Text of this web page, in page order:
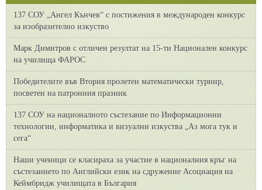
137 СОУ „Ангел Кънчев“ с постижения в международен конкурс
за изобразително изкуство
Марк Димитров с отличен резултат на 15-ти Национален конкурс
на училища ФАРОС
Победителите във Втория пролетен математически турнир,
посветен на патронния празник
137 СОУ на националното състезание по Информационни
технологии, информатика и визуални изкуства „Аз мога тук и
сега“
Наши ученици се класираха за участие в националния кръг на
състезанието по Английски език на сдружение Асоциация на
Кеймбридж училищата в България